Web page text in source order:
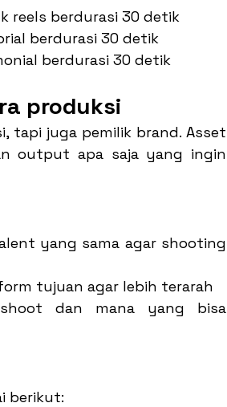
reels berdurasi 30 detik
berdurasi 30 detik
berdurasi 30 detik
produksi
tapi juga pemilik brand. Asset
output apa saja yang ingin
yang sama agar shooting
tujuan agar lebih terarah
dan mana yang bisa
berikut: